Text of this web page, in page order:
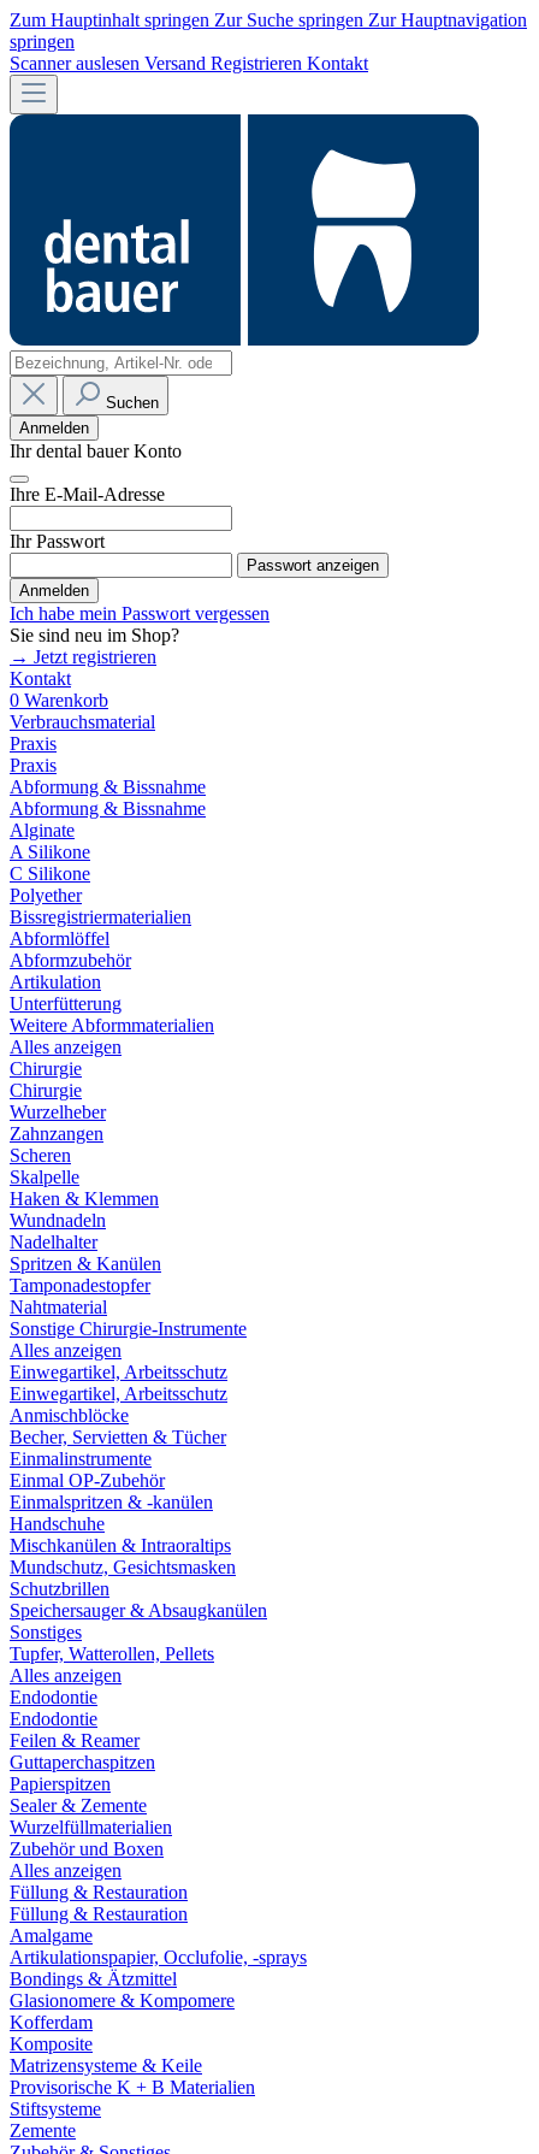
Zum Hauptinhalt springen Zur Suche springen Zur Hauptnavigation
springen
Scanner auslesen Versand Registrieren Kontakt
Suchen
Anmelden
Ihr dental bauer Konto
Ihre E-Mail-Adresse
Ihr Passwort
Passwort anzeigen
Anmelden
Ich habe mein Passwort vergessen
Sie sind neu im Shop?
→ Jetzt registrieren
Kontakt
0 Warenkorb
Verbrauchsmaterial
Praxis
Praxis
Abformung & Bissnahme
Abformung & Bissnahme
Alginate
A Silikone
C Silikone
Polyether
Bissregistriermaterialien
Abformlöffel
Abformzubehör
Artikulation
Unterfütterung
Weitere Abformmaterialien
Alles anzeigen
Chirurgie
Chirurgie
Wurzelheber
Zahnzangen
Scheren
Skalpelle
Haken & Klemmen
Wundnadeln
Nadelhalter
Spritzen & Kanülen
Tamponadestopfer
Nahtmaterial
Sonstige Chirurgie-Instrumente
Alles anzeigen
Einwegartikel, Arbeitsschutz
Einwegartikel, Arbeitsschutz
Anmischblöcke
Becher, Servietten & Tücher
Einmalinstrumente
Einmal OP-Zubehör
Einmalspritzen & -kanülen
Handschuhe
Mischkanülen & Intraoraltips
Mundschutz, Gesichtsmasken
Schutzbrillen
Speichersauger & Absaugkanülen
Sonstiges
Tupfer, Watterollen, Pellets
Alles anzeigen
Endodontie
Endodontie
Feilen & Reamer
Guttaperchaspitzen
Papierspitzen
Sealer & Zemente
Wurzelfüllmaterialien
Zubehör und Boxen
Alles anzeigen
Füllung & Restauration
Füllung & Restauration
Amalgame
Artikulationspapier, Occlufolie, -sprays
Bondings & Ätzmittel
Glasionomere & Kompomere
Kofferdam
Komposite
Matrizensysteme & Keile
Provisorische K + B Materialien
Stiftsysteme
Zemente